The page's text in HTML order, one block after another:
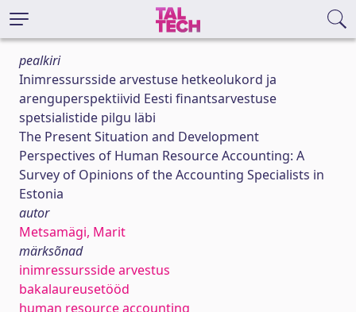
pealkiri
Inimressursside arvestuse hetkeolukord ja
arenguperspektiivid Eesti finantsarvestuse
spetsialistide pilgu läbi
The Present Situation and Development
Perspectives of Human Resource Accounting: A
Survey of Opinions of the Accounting Specialists in
Estonia
autor
Metsamägi, Marit
märksõnad
inimressursside arvestus
bakalaureusetööd
human resource accounting